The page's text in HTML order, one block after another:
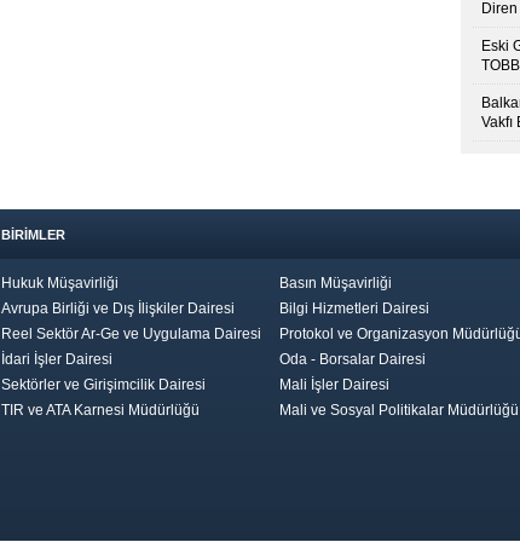
Eski
Vakfı
BİRİMLER
Hukuk Müşavirliği
Basın Müşavirliği
Avrupa Birliği ve Dış İlişkiler Dairesi
Bilgi Hizmetleri Dairesi
Reel Sektör Ar-Ge ve Uygulama Dairesi
Protokol ve Organizasyon
İdari İşler Dairesi
Oda - Borsalar Dairesi
Sektörler ve Girişimcilik Dairesi
Mali İşler Dairesi
TIR ve ATA Karnesi Müdürlüğü
Mali ve Sosyal Politikalar Müdürlüğü